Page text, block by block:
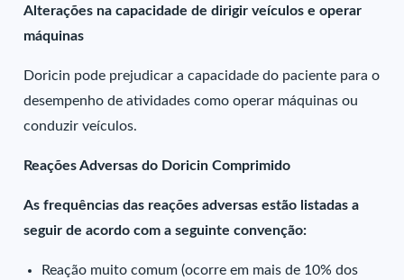
Alterações na capacidade de dirigir veículos e operar
máquinas
Doricin pode prejudicar a capacidade do paciente para o
desempenho de atividades como operar máquinas ou
conduzir veículos.
Reações Adversas do Doricin Comprimido
As frequências das reações adversas estão listadas a
seguir de acordo com a seguinte convenção:
Reação muito comum (ocorre em mais de 10% dos